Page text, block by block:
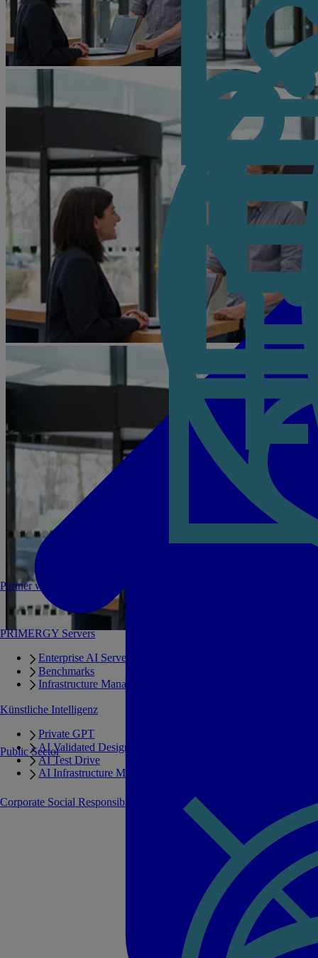
PRIMERGY Servers
Enterprise AI Server Portfolio
Benchmarks
Infrastructure Manager
Künstliche Intelligenz
Private GPT
AI Validated Designs
AI Test Drive
AI Infrastructure Manager
Public Sector
Partner werden
Corporate Social Responsibility